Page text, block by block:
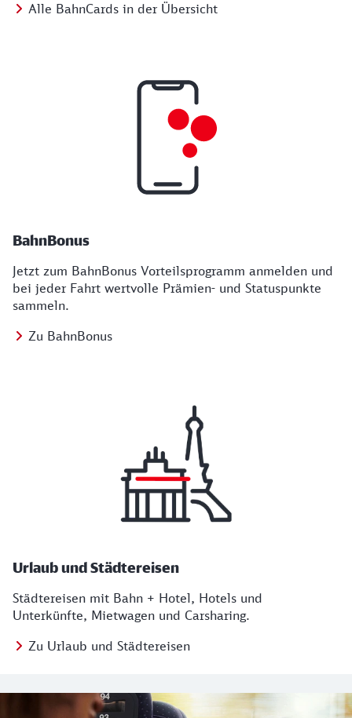
Alle BahnCards in der Übersicht
BahnBonus
Jetzt zum BahnBonus Vorteilsprogramm anmelden und
bei jeder Fahrt wertvolle Prämien- und Statuspunkte
sammeln.
Zu BahnBonus
Urlaub und Städtereisen
Städtereisen mit Bahn + Hotel, Hotels und
Unterkünfte, Mietwagen und Carsharing.
Zu Urlaub und Städtereisen
Regionales Angebot